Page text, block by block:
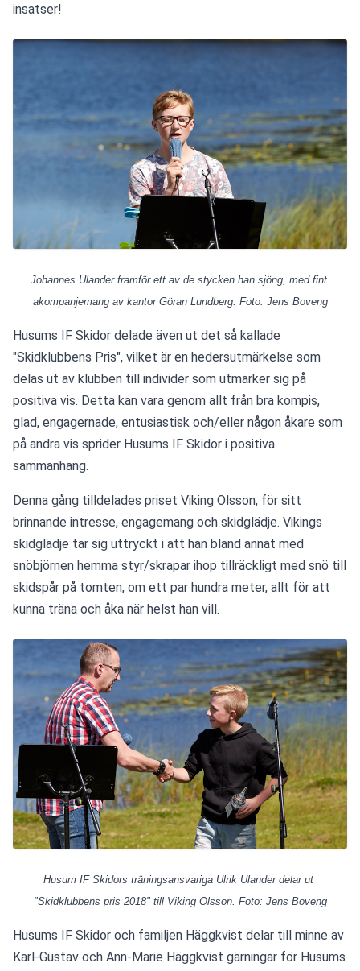
insatser!
Johannes Ulander framför ett av de stycken han sjöng, med fint
akompanjemang av kantor Göran Lundberg. Foto: Jens Boveng
Husums IF Skidor delade även ut det så kallade
"Skidklubbens Pris", vilket är en hedersutmärkelse som
delas ut av klubben till individer som utmärker sig på
positiva vis. Detta kan vara genom allt från bra kompis,
glad, engagernade, entusiastisk och/eller någon åkare som
på andra vis sprider Husums IF Skidor i positiva
sammanhang.
Denna gång tilldelades priset Viking Olsson, för sitt
brinnande intresse, engagemang och skidglädje. Vikings
skidglädje tar sig uttryckt i att han bland annat med
snöbjörnen hemma styr/skrapar ihop tillräckligt med snö till
skidspår på tomten, om ett par hundra meter, allt för att
kunna träna och åka när helst han vill.
Husum IF Skidors träningsansvariga Ulrik Ulander delar ut
"Skidklubbens pris 2018" till Viking Olsson. Foto: Jens Boveng
Husums IF Skidor och familjen Häggkvist delar till minne av
Karl-Gustav och Ann-Marie Häggkvist gärningar för Husums